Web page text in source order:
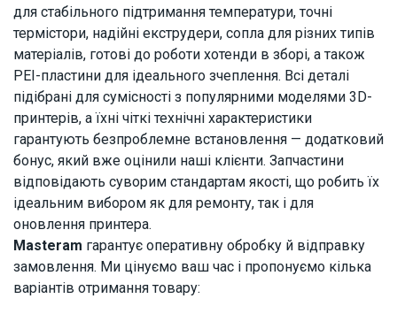
для стабільного підтримання температури, точні
термістори, надійні екструдери, сопла для різних типів
матеріалів, готові до роботи хотенди в зборі, а також
PEI-пластини для ідеального зчеплення. Всі деталі
підібрані для сумісності з популярними моделями 3D-
принтерів, а їхні чіткі технічні характеристики
гарантують безпроблемне встановлення — додатковий
бонус, який вже оцінили наші клієнти. Запчастини
відповідають суворим стандартам якості, що робить їх
ідеальним вибором як для ремонту, так і для
оновлення принтера.
Masteram гарантує оперативну обробку й відправку
замовлення. Ми цінуємо ваш час і пропонуємо кілька
варіантів отримання товару: